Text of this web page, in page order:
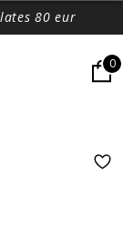
80 eur
0